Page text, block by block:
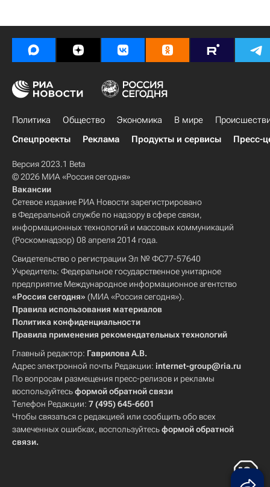
Политика Общество Экономика В мире
Спецпроекты
Реклама Продукты и сервисы Пресс-
Версия 2023.1 Beta
© 2026 МИА «Россия сегодня»
Вакансии
Сетевое издание РИА Новости зарегистрировано
в Федеральной службе по надзору в сфере связи,
информационных технологий и массовых коммуникаций
(Роскомнадзор) 08 апреля 2014 года.
Свидетельство о регистрации Эл № ФС77-57640
Учредитель: Федеральное государственное унитарное
предприятие Международное информационное агентство
«Россия сегодня» (МИА «Россия сегодня»).
Правила использования материалов
Политика конфиденциальности
Правила применения рекомендательных технологий
Главный редактор: Гаврилова А.В.
Адрес электронной почты Редакции: internet-group@ria.ru
По вопросам размещения пресс-релизов и рекламы
воспользуйтесьформой обратной связи
Телефон Редакции: 7 (495) 645-6601
Чтобы связаться с редакцией или сообщить обо всех
замеченных ошибках, воспользуйтесьформой обратной
связи.